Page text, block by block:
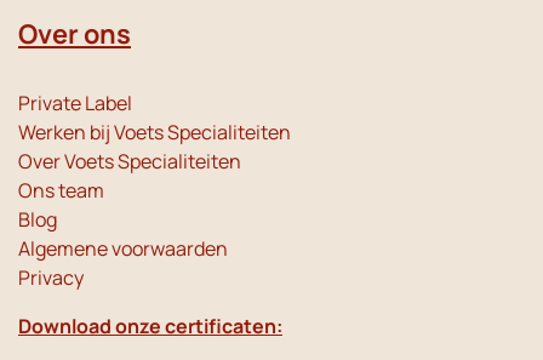
Over ons
Private Label
Werken bij Voets Specialiteiten
Over Voets Specialiteiten
Ons team
Blog
Algemene voorwaarden
Privacy
Download onze certificaten: